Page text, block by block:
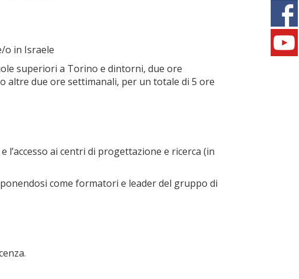
in Israele
superiori a Torino e dintorni, due ore
altre due ore settimanali, per un totale di 5 ore
ai centri di progettazione e ricerca (in
come formatori e leader del gruppo di